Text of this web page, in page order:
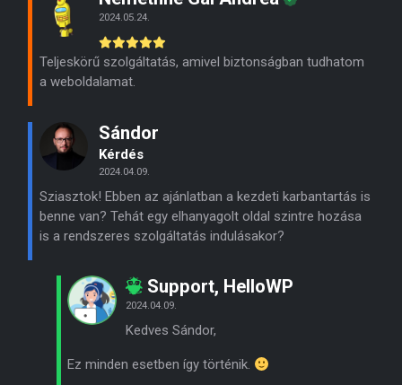
2024.05.24.
Teljeskörű szolgáltatás, amivel biztonságban tudhatom
a weboldalamat.
Sándor
Kérdés
2024.04.09.
Sziasztok! Ebben az ajánlatban a kezdeti karbantartás is
benne van? Tehát egy elhanyagolt oldal szintre hozása
is a rendszeres szolgáltatás indulásakor?
Support, HelloWP
2024.04.09.
Kedves Sándor,
Ez minden esetben így történik.